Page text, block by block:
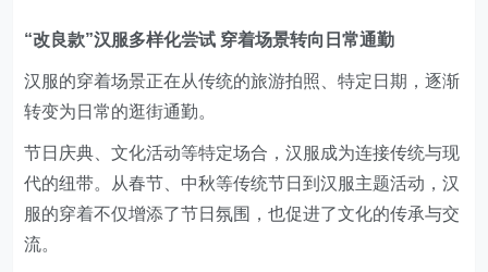
“改良款”汉服多样化尝试 穿着场景转向日常通勤
汉服的穿着场景正在从传统的旅游拍照、特定日期，逐渐
转变为日常的逛街通勤。
节日庆典、文化活动等特定场合，汉服成为连接传统与现
代的纽带。从春节、中秋等传统节日到汉服主题活动，汉
服的穿着不仅增添了节日氛围，也促进了文化的传承与交
流。